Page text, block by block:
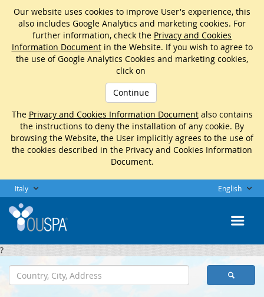
Our website uses cookies to improve User's experience, this
also includes Google Analytics and marketing cookies. For
further information, check the Privacy and Cookies
Information Documentin the Website. If you wish to agree to
the use of Google Analytics Cookies and marketing cookies,
click on
Continue
The Privacy and Cookies Information Documentalso contains
the instructions to deny the installation of any cookie. By
browsing the Website, the User implicitly agrees to the use of
the cookies described in the Privacy and Cookies Information
Document.
Italy English
?